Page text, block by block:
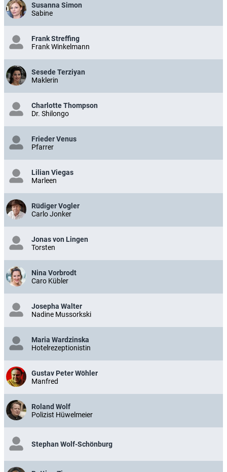
Susanna Simon
Sabine
Frank Streffing
Frank Winkelmann
Sesede Terziyan
Maklerin
Charlotte Thompson
Dr. Shilongo
Frieder Venus
Pfarrer
Lilian Viegas
Marleen
Rüdiger Vogler
Carlo Jonker
Jonas von Lingen
Torsten
Nina Vorbrodt
Caro Kübler
Josepha Walter
Nadine Mussorkski
Maria Wardzinska
Hotelrezeptionistin
Gustav Peter Wöhler
Manfred
Roland Wolf
Polizist Hüwelmeier
Stephan Wolf-Schönburg